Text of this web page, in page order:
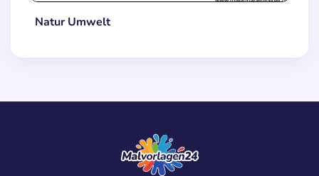
Natur Umwelt